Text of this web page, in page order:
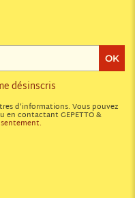
OK
désinscris
d'informations. Vous pouvez
en contactant GEPETTO &